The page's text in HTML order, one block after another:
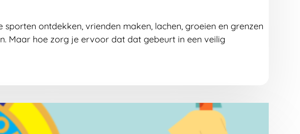
ontdekken, vrienden maken, lachen, groeien en grenzen
Maar hoe zorg je ervoor dat dat gebeurt in een veilig